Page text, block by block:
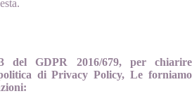
del GDPR 2016/679, per chiarire
di Privacy Policy, Le forniamo